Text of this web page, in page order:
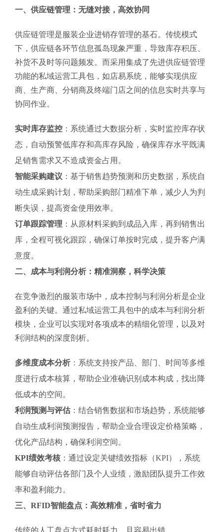
一、供应链管理：无缝对接，高效协同
供应链管理是服装企业进销存管理的基石。传统模式
下，供应链各环节信息孤岛现象严重，导致库存积压、
补货不及时等问题频发。而采用集成了先进供应链管理
功能的私域运营工具包，如店易系统，能够实现供应
商、生产商、分销商及终端门店之间的信息实时共享与
协同作业。
实时库存监控 ：系统通过大数据分析，实时监控库存状
态，自动预警低库存和高库存风险，确保库存水平既满
足销售需求又不造成资金占用。
智能采购建议 ：基于销售趋势预测和历史数据，系统自
动生成采购计划，帮助采购部门精准下单，减少人为判
断失误，提高资金使用效率。
订单跟踪管理 ：从原材料采购到成品入库，再到销售出
库，全程可视化跟踪，确保订单按时完成，提升客户满
意度。
二、成本与利润分析：精准洞察，科学决策
在竞争激烈的服装市场中，成本控制与利润分析是企业
盈利的关键。通过私域运营工具包中的成本与利润分析
模块，企业可以实现对各项成本的精细化管理，以及对
利润结构的深度剖析。
多维度成本分析 ：系统支持按产品、部门、时间等多维
度进行成本核算，帮助企业准确识别成本构成，找出降
低成本的空间。
利润预测与评估：结合销售数据和市场趋势，系统能够
自动生成利润预测报告，帮助企业合理设定价格策略，
优化产品结构，确保利润空间。
KPI绩效考核：通过设定关键绩效指标（KPI），系统
能够自动评估各部门及个人业绩，激励团队提升工作效
率和盈利能力。
三、RFID智能盘点：高效精准，省时省力